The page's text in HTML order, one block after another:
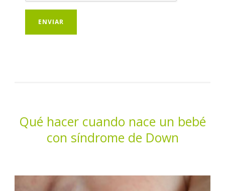
Qué hacer cuando nace un bebé
con síndrome de Down